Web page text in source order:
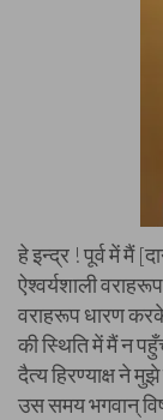
हे इन्द्र ! पूर्व में मैं
ऐश्वर्यशाली
वराहरूप धारण
की स्थिति में मैं न
दैत्य हिरण्याक्ष ने
उस समय भगवान्